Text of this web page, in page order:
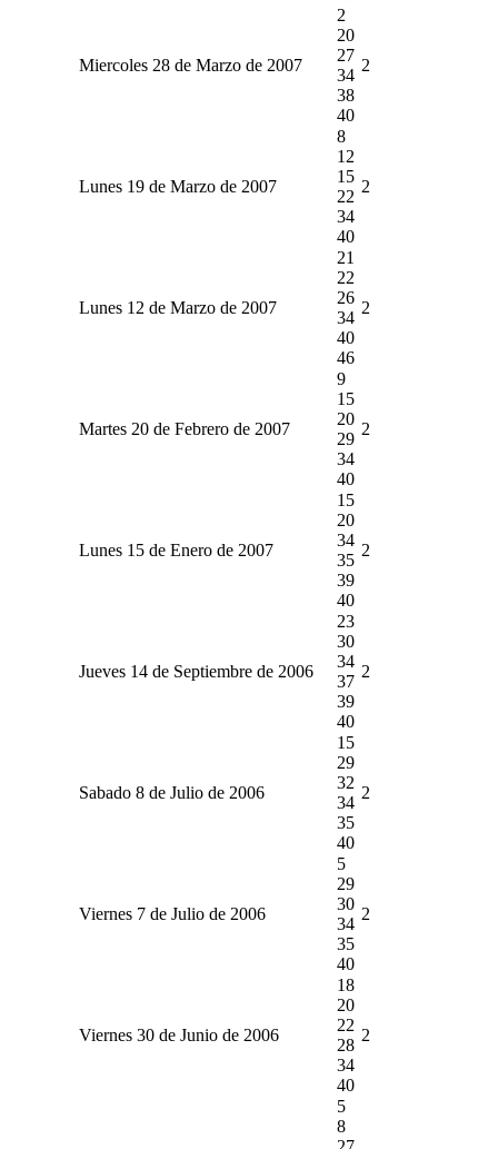
Miercoles 28 de Marzo de 2007
2
20
27
34
38
40
2
Lunes 19 de Marzo de 2007
8
12
15
22
34
40
2
Lunes 12 de Marzo de 2007
21
22
26
34
40
46
2
Martes 20 de Febrero de 2007
9
15
20
29
34
40
2
Lunes 15 de Enero de 2007
15
20
34
35
39
40
2
Jueves 14 de Septiembre de 2006
23
30
34
37
39
40
2
Sabado 8 de Julio de 2006
15
29
32
34
35
40
2
Viernes 7 de Julio de 2006
5
29
30
34
35
40
2
Viernes 30 de Junio de 2006
18
20
22
28
34
40
2
5
8